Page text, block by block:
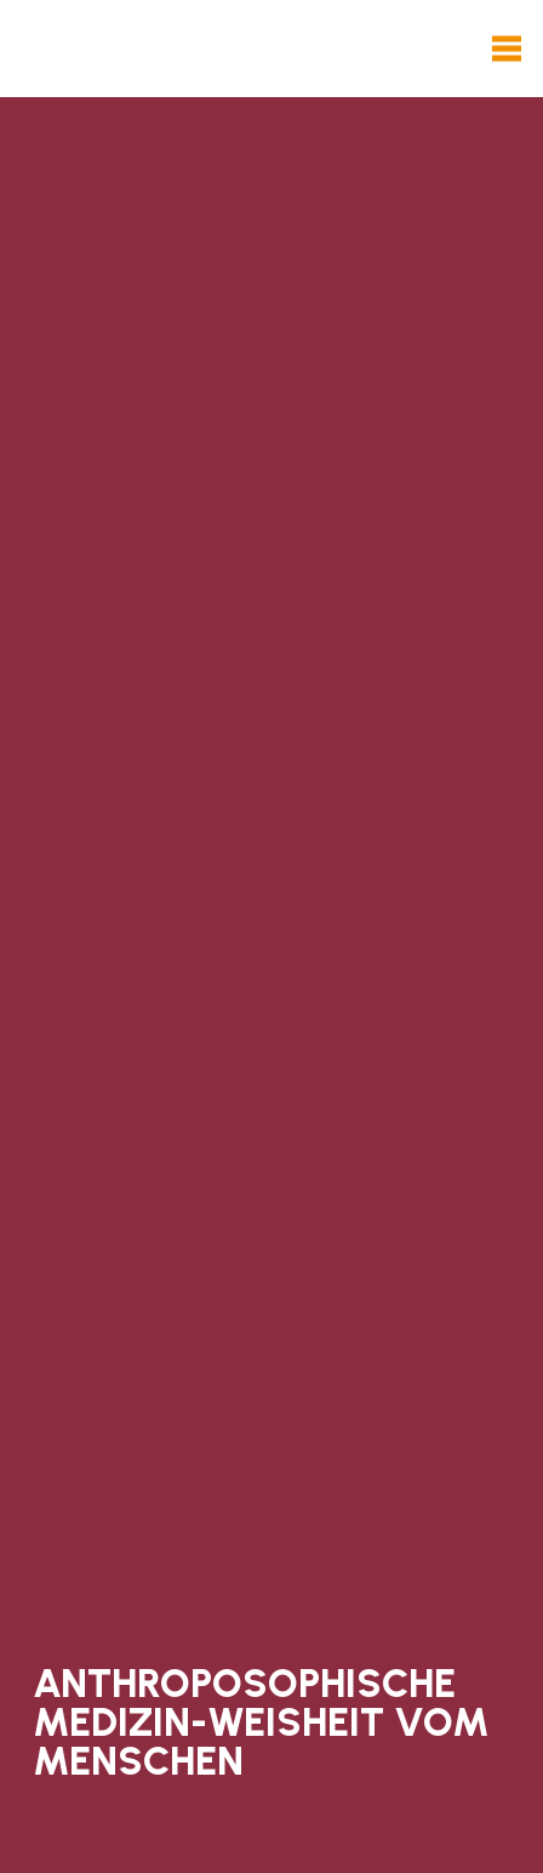
ANTHROPOSOPHISCHE
MEDIZIN-WEISHEIT VOM
MENSCHEN